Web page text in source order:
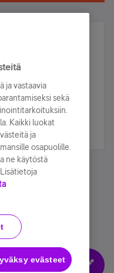
voita!
arvonnassa.
statement
ja vastaavia
sekä
Kaikki luokat
ja
osapuolille.
ne käytöstä
evästeet